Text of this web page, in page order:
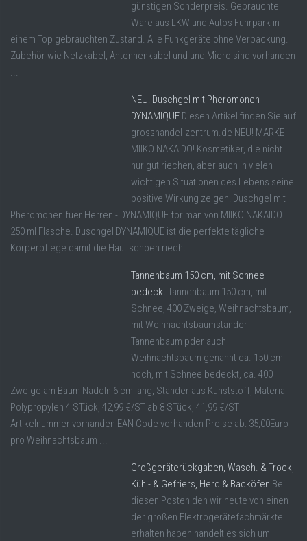
günstigen Sonderpreis. Gebrauchte
Ware aus LKW und Autos Fuhrpark in
einem Top gebrauchten Zustand. Alle Funkgeräte ohne Verpackung.
Zubehör wie Netzkabel, Antennenkabel und und Micro sind vorhanden
...
NEU! Duschgel mit Pheromonen
DYNAMIQUE Diesen Artikel finden Sie auf
grosshandel-zentrum.de NEU! MARKE
MIIKO NAKAIDO! Kosmetiker, die nicht
nur gut riechen, aber auch in vielen
wichtigen Situationen des Lebens seine
positive Wirkung zeigen! Duschgel mit
Pheromonen fuer Herren - DYNAMIQUE for man von MIIKO NAKAIDO.
250 ml Flasche. Duschgel DYNAMIQUE ist die perfekte tägliche
Körperpflege damit die Haut schoen riecht ...
Tannenbaum 150 cm, mit Schnee
bedecktTannenbaum 150 cm, mit
Schnee, 400 Zweige, Weihnachtsbaum,
mit Weihnachtsbaumständer
Tannenbaum pder auch
Weihnachtsbaum genannt ca. 150 cm
hoch, mit Schnee bedeckt, ca. 400
Zweige am Baum Nadeln 6 cm lang, Ständer aus Kunststoff, Material
Polypropylen 4 STück, 42,99 €/ST ab 8 STück, 41,99 €/ST
Artikelnummer vorhanden EAN Code vorhanden Preise ab: 35,00Euro
pro Weihnachtsbaum ...
Großgeräterückgaben, Wasch. & Trock,
Kühl- & Gefriers, Herd & Backöfen Bei
diesen Posten den wir heute von einen
der großen Elektrogerätefachmärkte
erhalten haben handelt es sich um